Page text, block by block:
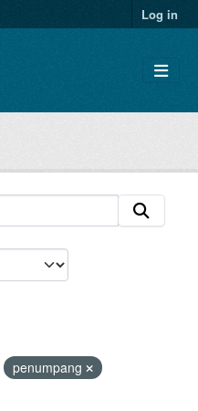
Log in
penumpang